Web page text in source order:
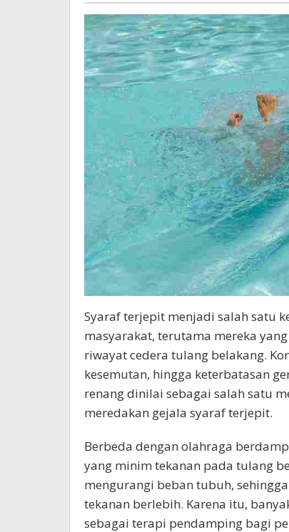
Dianjurkan
Syaraf terjepit menjadi salah satu
masyarakat, terutama mereka
riwayat cedera tulang belakang.
kesemutan, hingga keterbatasan
renang dinilai sebagai salah satu
meredakan gejala syaraf terjepit.
Berbeda dengan olahraga
yang minim tekanan pada tulang
mengurangi beban tubuh,
tekanan berlebih. Karena itu,
sebagai terapi pendamping bagi